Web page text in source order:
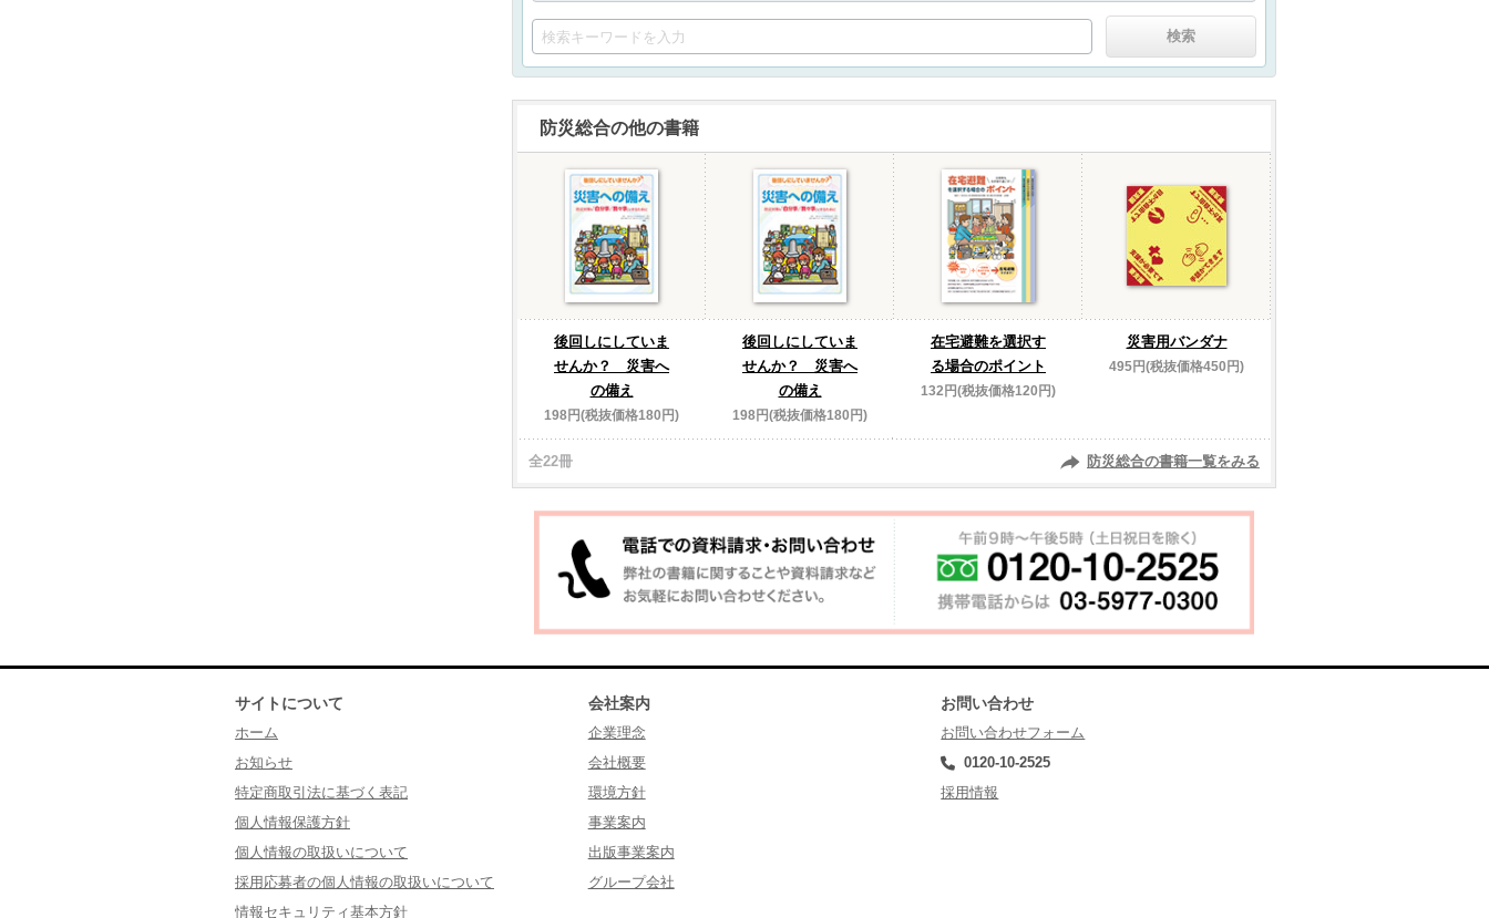
防災総合の他の書籍
後回しにしていま
せんか？ 災害へ
の備え
198円(税抜価格180円)
後回しにしていま
せんか？ 災害へ
の備え
198円(税抜価格180円)
在宅避難を選択す
る場合のポイント
132円(税抜価格120円)
災害用バンダナ
495円(税抜価格450円)
全22冊 防災総合の書籍一覧をみる
サイトについて
ホーム
お知らせ
特定商取引法に基づく表記
個人情報保護方針
個人情報の取扱いについて
採用応募者の個人情報の取扱いについて
情報セキュリティ基本方針
会社案内
企業理念
会社概要
環境方針
事業案内
出版事業案内
グループ会社
お問い合わせ
お問い合わせフォーム
0120-10-2525
採用情報